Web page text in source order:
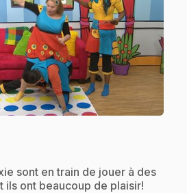
sont en train de jouer à des
ils ont beaucoup de plaisir!